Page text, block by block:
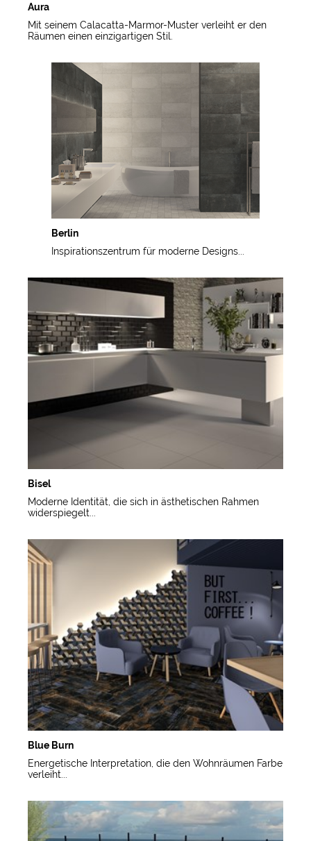
Aura
Mit seinem Calacatta-Marmor-Muster verleiht er den
Räumen einen einzigartigen Stil.
Berlin
Inspirationszentrum für moderne Designs...
Bisel
Moderne Identität, die sich in ästhetischen Rahmen
widerspiegelt...
Blue Burn
Energetische Interpretation, die den Wohnräumen Farbe
verleiht...